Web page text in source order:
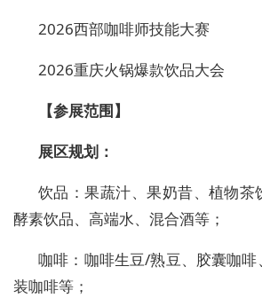
2026西部咖啡师技能大赛
2026重庆火锅爆款饮品大会
【参展范围】
展区规划：
饮品：果蔬汁、果奶昔、植物茶
酵素饮品、高端水、混合酒等；
咖啡：咖啡生豆/熟豆、胶囊咖
装咖啡等；